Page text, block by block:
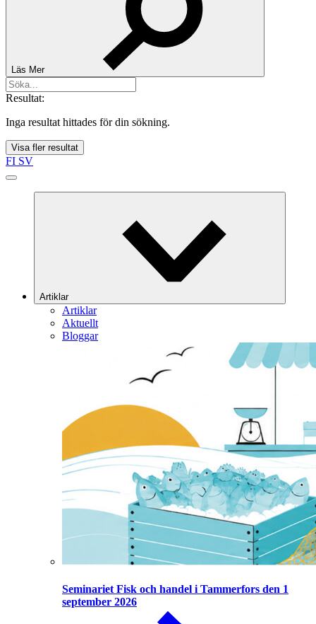
Läs Mer
Resultat:
Inga resultat hittades för din sökning.
Visa fler resultat
FI SV
Artiklar
Artiklar
Aktuellt
Bloggar
Seminariet Fisk och handel i Tammerfors den 1
september 2026